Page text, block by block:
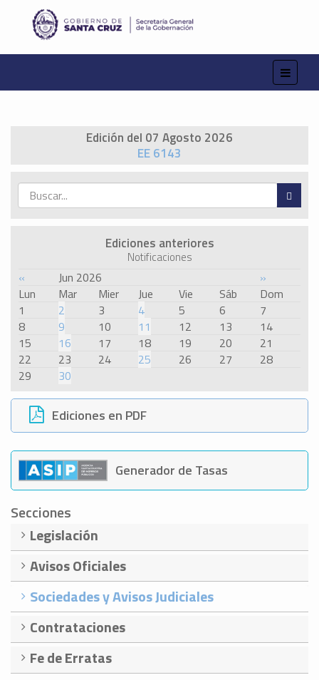
Edición del 07 Agosto 2026
EE 6143
Ediciones anteriores
Notificaciones
« Jun 2026
»
Lun
Mar Mier Jue Vie Sáb
Dom
1
2 3 4 5 6
7
8
9 10 11 12 13
14
15
16 17 18 19 20
21
22
23 24 25 26 27
28
29
30
Ediciones en PDF
Generador de Tasas
Secciones
Legislación
Avisos Oficiales
Sociedades y Avisos Judiciales
Contrataciones
Fe de Erratas